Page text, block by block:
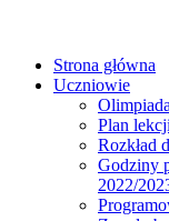
Strona główna
Uczniowie
Plan lekcji
Rozkład
Godziny
2022/